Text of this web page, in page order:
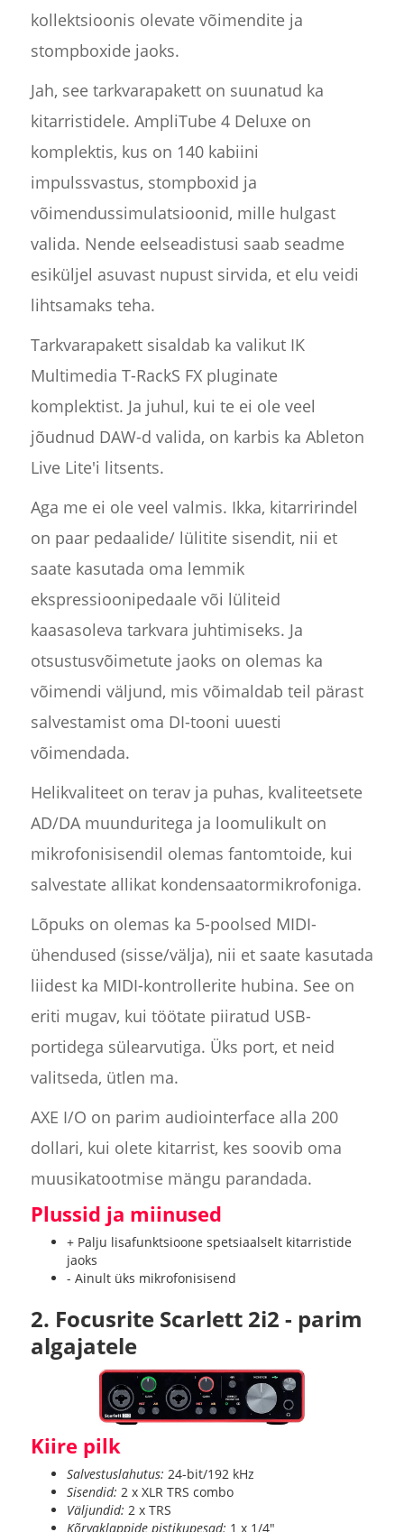
kollektsioonis olevate võimendite ja
stompboxide jaoks.
Jah, see tarkvarapakett on suunatud ka
kitarristidele. AmpliTube 4 Deluxe on
komplektis, kus on 140 kabiini
impulssvastus, stompboxid ja
võimendussimulatsioonid, mille hulgast
valida. Nende eelseadistusi saab seadme
esiküljel asuvast nupust sirvida, et elu veidi
lihtsamaks teha.
Tarkvarapakett sisaldab ka valikut IK
Multimedia T-RackS FX pluginate
komplektist. Ja juhul, kui te ei ole veel
jõudnud DAW-d valida, on karbis ka Ableton
Live Lite'i litsents.
Aga me ei ole veel valmis. Ikka, kitarririndel
on paar pedaalide/ lülitite sisendit, nii et
saate kasutada oma lemmik
ekspressioonipedaale või lüliteid
kaasasoleva tarkvara juhtimiseks. Ja
otsustusvõimetute jaoks on olemas ka
võimendi väljund, mis võimaldab teil pärast
salvestamist oma DI-tooni uuesti
võimendada.
Helikvaliteet on terav ja puhas, kvaliteetsete
AD/DA muunduritega ja loomulikult on
mikrofonisisendil olemas fantomtoide, kui
salvestate allikat kondensaatormikrofoniga.
Lõpuks on olemas ka 5-poolsed MIDI-
ühendused (sisse/välja), nii et saate kasutada
liidest ka MIDI-kontrollerite hubina. See on
eriti mugav, kui töötate piiratud USB-
portidega sülearvutiga. Üks port, et neid
valitseda, ütlen ma.
AXE I/O on parim audiointerface alla 200
dollari, kui olete kitarrist, kes soovib oma
muusikatootmise mängu parandada.
Plussid ja miinused
+ Palju lisafunktsioone spetsiaalselt kitarristide
jaoks
- Ainult üks mikrofonisisend
2. Focusrite Scarlett 2i2 - parim
algajatele
Kiire pilk
Salvestuslahutus: 24-bit/192 kHz
Sisendid: 2 x XLR TRS combo
Väljundid: 2 x TRS
Kõrvaklappide pistikupesad: 1 x 1/4"